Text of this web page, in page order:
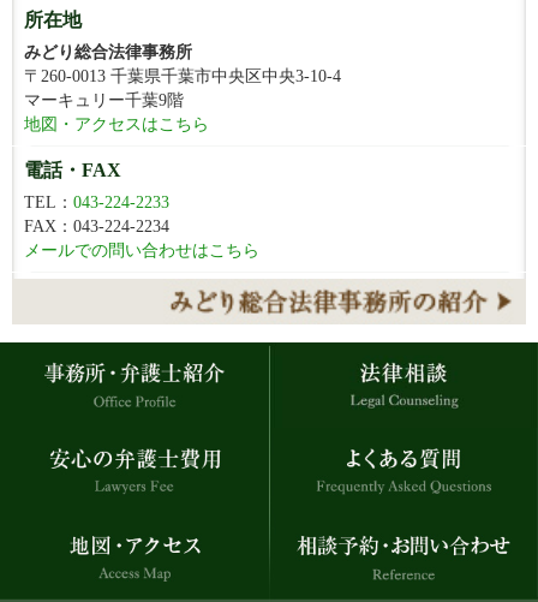
所在地
みどり総合法律事務所
〒260-0013 千葉県千葉市中央区中央3-10-4
マーキュリー千葉9階
地図・アクセスはこちら
電話・FAX
TEL： 043-224-2233
FAX：043-224-2234
メールでの問い合わせはこちら